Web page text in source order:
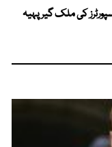
کی ملک گیر پہیہ